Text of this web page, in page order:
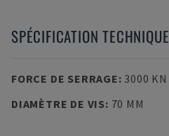
SPÉCIFICATION TECHNIQUE
FORCE DE SERRAGE: 3000 KN
DIAMÈTRE DE VIS: 70 MM